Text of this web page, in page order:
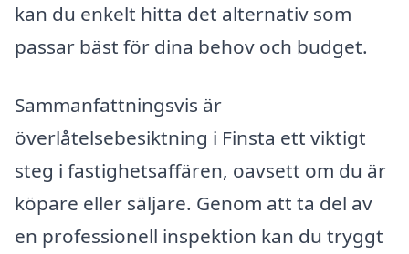
kan du enkelt hitta det alternativ som
passar bäst för dina behov och budget.
Sammanfattningsvis är
överlåtelsebesiktning i Finsta ett viktigt
steg i fastighetsaffären, oavsett om du är
köpare eller säljare. Genom att ta del av
en professionell inspektion kan du tryggt